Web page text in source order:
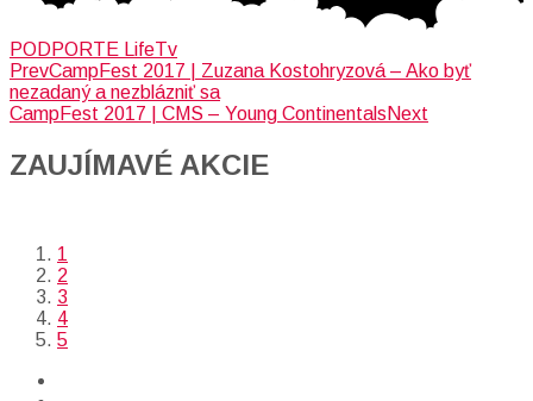
PODPORTE LifeTv
PrevCampFest 2017 | Zuzana Kostohryzová – Ako byť
nezadaný a nezblázniť sa
CampFest 2017 | CMS – Young Continentals Next
ZAUJÍMAVÉ AKCIE​
1
2
3
4
5